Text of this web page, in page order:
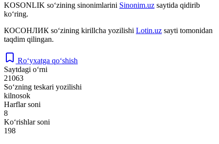
KOSONLIK so‘zining sinonimlarini Sinonim.uz saytida qidirib
ko‘ring.
КОСОНЛИК so‘zining kirillcha yozilishi Lotin.uz sayti tomonidan
taqdim qilingan.
Ro‘yxatga qo‘shish
Saytdagi o‘rni
21063
So‘zning teskari yozilishi
kilnosok
Harflar soni
8
Ko‘rishlar soni
198